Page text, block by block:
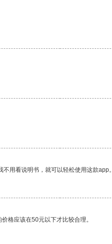
用看说明书，就可以轻松使用这款app。
格应该在50元以下才比较合理。